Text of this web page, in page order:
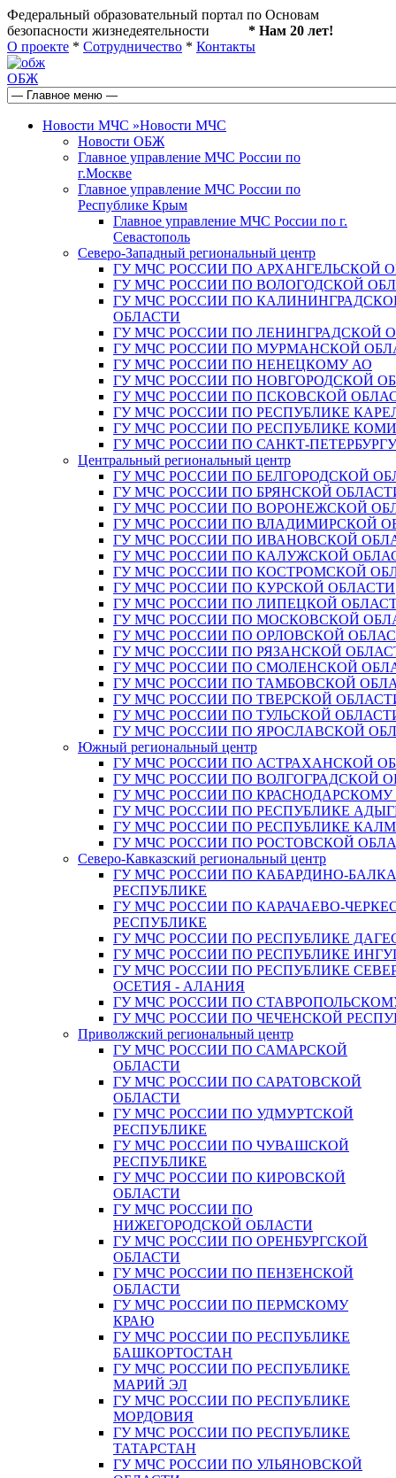
Федеральный образовательный портал по Основам
безопасности жизнедеятельности * Нам 20 лет!
О проекте * Сотрудничество * Контакты
ОБЖ
Новости МЧС »Новости МЧС
Новости ОБЖ
Главное управление МЧС России по
г.Москве
Главное управление МЧС России по
Республике Крым
Главное управление МЧС России по г.
Севастополь
Северо-Западный региональный центр
ГУ МЧС РОССИИ ПО АРХАНГЕЛЬСКОЙ
ГУ МЧС РОССИИ ПО ВОЛОГОДСКОЙ
ГУ МЧС РОССИИ ПО
ОБЛАСТИ
ГУ МЧС РОССИИ ПО ЛЕНИНГРАДСКОЙ
ГУ МЧС РОССИИ ПО МУРМАНСКОЙ
ГУ МЧС РОССИИ ПО НЕНЕЦКОМУ АО
ГУ МЧС РОССИИ ПО НОВГОРОДСКОЙ
ГУ МЧС РОССИИ ПО ПСКОВСКОЙ
ГУ МЧС РОССИИ ПО РЕСПУБЛИКЕ
ГУ МЧС РОССИИ ПО РЕСПУБЛИКЕ КОМИ
ГУ МЧС РОССИИ ПО САНКТ-ПЕТЕРБУРГУ
Центральный региональный центр
ГУ МЧС РОССИИ ПО БЕЛГОРОДСКОЙ
ГУ МЧС РОССИИ ПО БРЯНСКОЙ
ГУ МЧС РОССИИ ПО ВОРОНЕЖСКОЙ
ГУ МЧС РОССИИ ПО ВЛАДИМИРСКОЙ
ГУ МЧС РОССИИ ПО ИВАНОВСКОЙ
ГУ МЧС РОССИИ ПО КАЛУЖСКОЙ
ГУ МЧС РОССИИ ПО КОСТРОМСКОЙ
ГУ МЧС РОССИИ ПО КУРСКОЙ ОБЛАСТИ
ГУ МЧС РОССИИ ПО ЛИПЕЦКОЙ
ГУ МЧС РОССИИ ПО МОСКОВСКОЙ
ГУ МЧС РОССИИ ПО ОРЛОВСКОЙ
ГУ МЧС РОССИИ ПО РЯЗАНСКОЙ
ГУ МЧС РОССИИ ПО СМОЛЕНСКОЙ
ГУ МЧС РОССИИ ПО ТАМБОВСКОЙ
ГУ МЧС РОССИИ ПО ТВЕРСКОЙ
ГУ МЧС РОССИИ ПО ТУЛЬСКОЙ
ГУ МЧС РОССИИ ПО ЯРОСЛАВСКОЙ
Южный региональный центр
ГУ МЧС РОССИИ ПО АСТРАХАНСКОЙ
ГУ МЧС РОССИИ ПО ВОЛГОГРАДСКОЙ
ГУ МЧС РОССИИ ПО
ГУ МЧС РОССИИ ПО РЕСПУБЛИКЕ
ГУ МЧС РОССИИ ПО РЕСПУБЛИКЕ
ГУ МЧС РОССИИ ПО РОСТОВСКОЙ
Северо-Кавказский региональный центр
ГУ МЧС РОССИИ ПО КАБАРДИНО-
РЕСПУБЛИКЕ
ГУ МЧС РОССИИ ПО КАРАЧАЕВО-
РЕСПУБЛИКЕ
ГУ МЧС РОССИИ ПО РЕСПУБЛИКЕ
ГУ МЧС РОССИИ ПО РЕСПУБЛИКЕ
ГУ МЧС РОССИИ ПО РЕСПУБЛИКЕ
ОСЕТИЯ - АЛАНИЯ
ГУ МЧС РОССИИ ПО
ГУ МЧС РОССИИ ПО ЧЕЧЕНСКОЙ
Приволжский региональный центр
ГУ МЧС РОССИИ ПО САМАРСКОЙ
ОБЛАСТИ
ГУ МЧС РОССИИ ПО САРАТОВСКОЙ
ОБЛАСТИ
ГУ МЧС РОССИИ ПО УДМУРТСКОЙ
РЕСПУБЛИКЕ
ГУ МЧС РОССИИ ПО ЧУВАШСКОЙ
РЕСПУБЛИКЕ
ГУ МЧС РОССИИ ПО КИРОВСКОЙ
ОБЛАСТИ
ГУ МЧС РОССИИ ПО
НИЖЕГОРОДСКОЙ ОБЛАСТИ
ГУ МЧС РОССИИ ПО ОРЕНБУРГСКОЙ
ОБЛАСТИ
ГУ МЧС РОССИИ ПО ПЕНЗЕНСКОЙ
ОБЛАСТИ
ГУ МЧС РОССИИ ПО ПЕРМСКОМУ
КРАЮ
ГУ МЧС РОССИИ ПО РЕСПУБЛИКЕ
БАШКОРТОСТАН
ГУ МЧС РОССИИ ПО РЕСПУБЛИКЕ
МАРИЙ ЭЛ
ГУ МЧС РОССИИ ПО РЕСПУБЛИКЕ
МОРДОВИЯ
ГУ МЧС РОССИИ ПО РЕСПУБЛИКЕ
ТАТАРСТАН
ГУ МЧС РОССИИ ПО УЛЬЯНОВСКОЙ